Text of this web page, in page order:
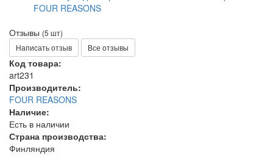
Отзывы (5 шт)
Написать отзыв
Все отзывы
Код товара:
art231
Производитель:
FOUR REASONS
Наличие:
Есть в наличии
Страна производства:
Финляндия